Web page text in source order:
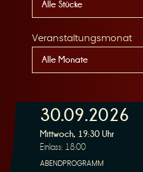
R
Veranstaltungsmonat
30.09.2026
Mittwoch, 19:30 Uhr
Einlass: 18:00
ABENDPROGRAMM